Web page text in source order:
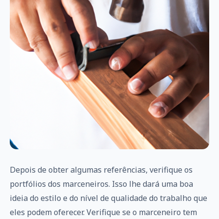
Depois de obter algumas referências, verifique os
portfólios dos marceneiros. Isso lhe dará uma boa
ideia do estilo e do nível de qualidade do trabalho que
eles podem oferecer. Verifique se o marceneiro tem